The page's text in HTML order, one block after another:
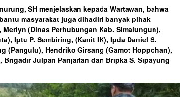
SH menjelaskan kepada Wartawan, bahwa
masyarakat juga dihadiri banyak pihak
(Dinas Perhubungan Kab. Simalungun),
Iptu P. Sembiring, (Kanit IK), Ipda Daniel S.
(Pangulu), Hendriko Girsang (Gamot Hoppohan),
Brigadir Julpan Panjaitan dan Bripka S. Sipayung